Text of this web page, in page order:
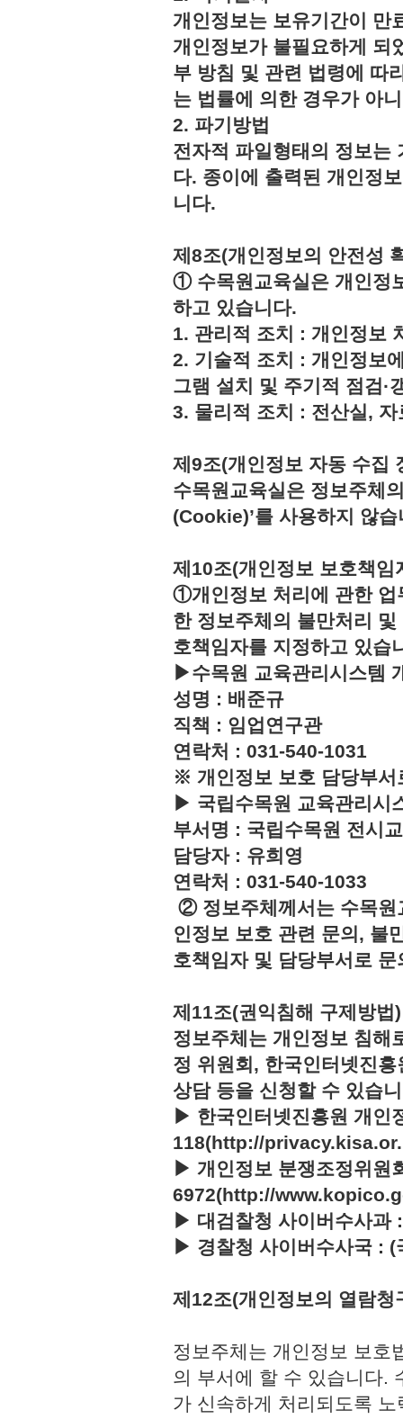
개인정보는 보유기간이 만
개인정보가 불필요하게 되
부 방침 및 관련 법령에 따
는 법률에 의한 경우가 아
2. 파기방법
전자적 파일형태의 정보는
다. 종이에 출력된 개인정
니다.
제8조(개인정보의 안전성
① 수목원교육실은 개인정
하고 있습니다.
1. 관리적 조치 : 개인정보
2. 기술적 조치 : 개인정보
그램 설치 및 주기적 점검·
3. 물리적 조치 : 전산실,
제9조(개인정보 자동 수집
수목원교육실은 정보주체
(Cookie)’를 사용하지 않습
제10조(개인정보 보호책임
①개인정보 처리에 관한 업
한 정보주체의 불만처리
호책임자를 지정하고 있습
▶수목원 교육관리시스템
성명 : 배준규
직책 : 임업연구관
연락처 : 031-540-1031
※ 개인정보 보호 담당부서
▶ 국립수목원 교육관리시
부서명 : 국립수목원 전시
담당자 : 유희영
연락처 : 031-540-1033
② 정보주체께서는 수목원
인정보 보호 관련 문의, 불
호책임자 및 담당부서로
제11조(권익침해 구제방법)
정보주체는 개인정보 침해
정 위원회, 한국인터넷진
상담 등을 신청할 수 있습
▶ 한국인터넷진흥원 개인
118(http://
▶ 개인정보 분쟁조정위원
6972(http://
▶ 대검찰청 사이버수사
▶ 경찰청 사이버수사국 :
제12조(개인정보의 열람청
정보주체는 개인정보 보호
의 부서에 할 수 있습니다.
가 신속하게 처리되도록